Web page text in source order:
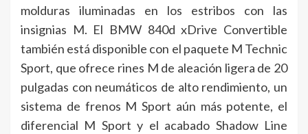
molduras iluminadas en los estribos con las
insignias M. El BMW 840d xDrive Convertible
también está disponible con el paquete M Technic
Sport, que ofrece rines M de aleación ligera de 20
pulgadas con neumáticos de alto rendimiento, un
sistema de frenos M Sport aún más potente, el
diferencial M Sport y el acabado Shadow Line